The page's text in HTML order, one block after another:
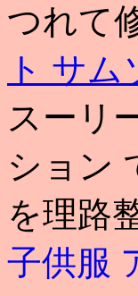
つれて
ト サム
スーリ
ション
を理路
子供服